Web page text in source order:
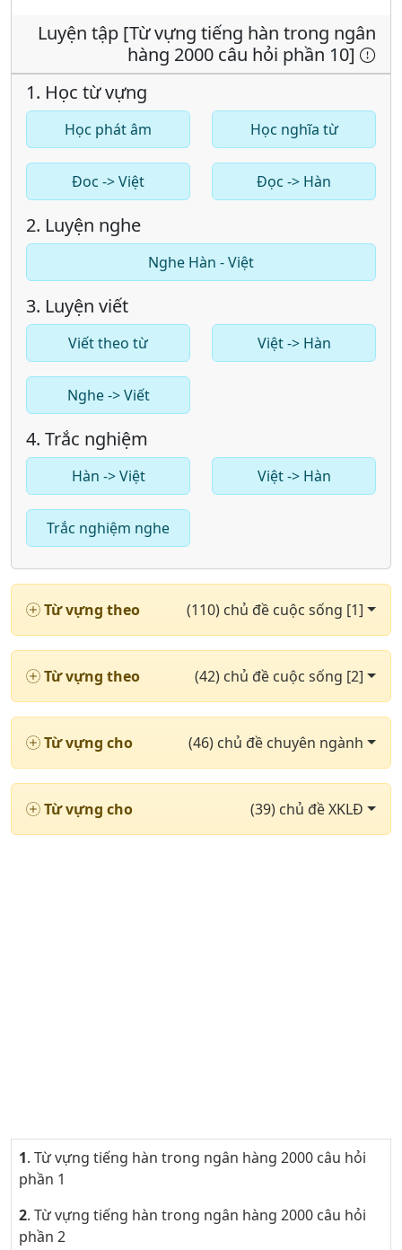
Luyện tập [Từ vựng tiếng hàn trong ngân
hàng 2000 câu hỏi phần 10]
1. Học từ vựng
Học phát âm Học nghĩa từ
Đoc -> Việt Đọc -> Hàn
2. Luyện nghe
Nghe Hàn - Việt
3. Luyện viết
Viết theo từ Việt -> Hàn
Nghe -> Viết
4. Trắc nghiệm
Hàn -> Việt Việt -> Hàn
Trắc nghiệm nghe
Từ vựng theo (110) chủ đề cuộc sống [1]
Từ vựng theo (42) chủ đề cuộc sống [2]
Từ vựng cho (46) chủ đề chuyên ngành
Từ vựng cho (39) chủ đề XKLĐ
1. Từ vựng tiếng hàn trong ngân hàng 2000 câu hỏi
phần 1
2. Từ vựng tiếng hàn trong ngân hàng 2000 câu hỏi
phần 2